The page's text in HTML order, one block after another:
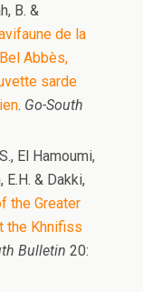
B. &
de la
Abbès,
sarde
. Go-South
El Hamoumi,
E.H. & Dakki,
the Greater
the Khnifiss
Bulletin 20: